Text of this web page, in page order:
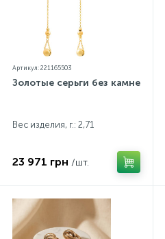
Артикул: 221165503
Золотые серьги без камней
Вес изделия, г.: 2,71
23 971 грн /шт.